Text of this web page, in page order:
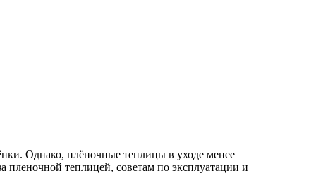
Однако, плёночные теплицы в уходе менее
теплицей, советам по эксплуатации и